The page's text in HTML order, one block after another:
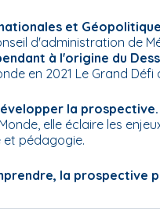
et Géopolitique
d'administration de
à l'origine du
en 2021 Le Grand
la prospective.
elle éclaire les
et pédagogie.
la prospective